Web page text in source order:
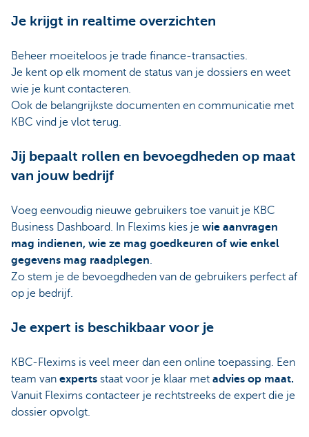
Je krijgt in realtime overzichten
Beheer moeiteloos je trade finance-transacties.
Je kent op elk moment de status van je dossiers en weet
wie je kunt contacteren.
Ook de belangrijkste documenten en communicatie met
KBC vind je vlot terug.
Jij bepaalt rollen en bevoegdheden op maat
van jouw bedrijf
Voeg eenvoudig nieuwe gebruikers toe vanuit je KBC
Business Dashboard. In Flexims kies je wie aanvragen
mag indienen, wie ze mag goedkeuren of wie enkel
gegevens mag raadplegen.
Zo stem je de bevoegdheden van de gebruikers perfect af
op je bedrijf.
Je expert is beschikbaar voor je
KBC-Flexims is veel meer dan een online toepassing. Een
team van experts staat voor je klaar met advies op maat.
Vanuit Flexims contacteer je rechtstreeks de expert die je
dossier opvolgt.